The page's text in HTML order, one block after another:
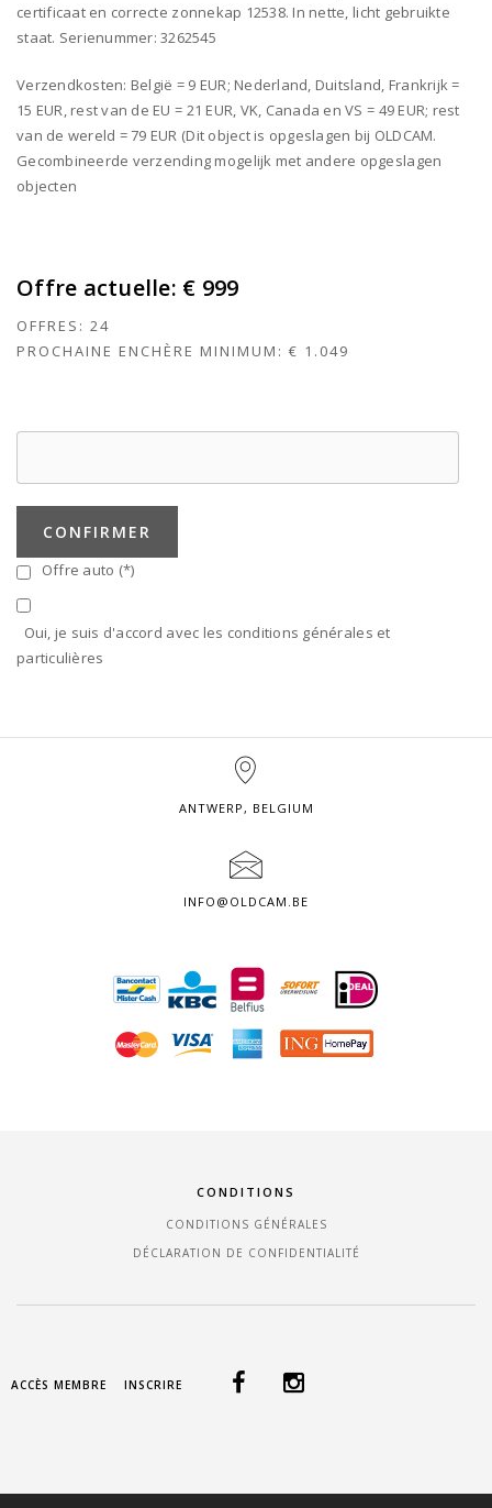
certificaat en correcte zonnekap 12538. In nette, licht gebruikte
staat. Serienummer: 3262545
Verzendkosten: België = 9 EUR; Nederland, Duitsland, Frankrijk =
15 EUR, rest van de EU = 21 EUR, VK, Canada en VS = 49 EUR; rest
van de wereld = 79 EUR (Dit object is opgeslagen bij OLDCAM.
Gecombineerde verzending mogelijk met andere opgeslagen
objecten
Offre actuelle: € 999
OFFRES: 24
PROCHAINE ENCHÈRE MINIMUM: € 1.049
CONFIRMER
Offre auto (*)
Oui, je suis d'accord avec les conditions générales et
particulières
ANTWERP, BELGIUM
INFO@OLDCAM.BE
CONDITIONS
CONDITIONS GÉNÉRALES
DÉCLARATION DE CONFIDENTIALITÉ
ACCÈS MEMBRE INSCRIRE